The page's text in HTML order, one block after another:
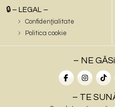
🔒 – LEGAL –
Confidenţialitate
Politica cookie
– NE
– TE